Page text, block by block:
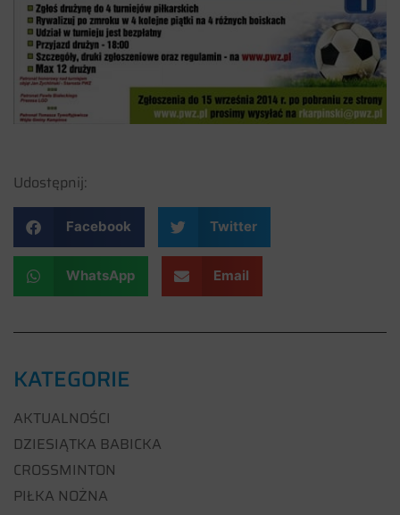
Udostępnij:
Facebook Twitter
WhatsApp Email
KATEGORIE
AKTUALNOŚCI
DZIESIĄTKA BABICKA
CROSSMINTON
PIŁKA NOŻNA